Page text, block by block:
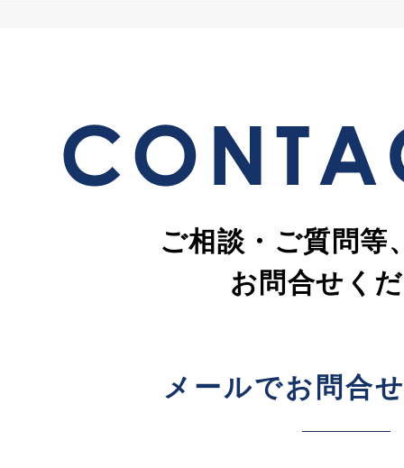
ご相談・ご質問等
お問合せく
メールでお問合